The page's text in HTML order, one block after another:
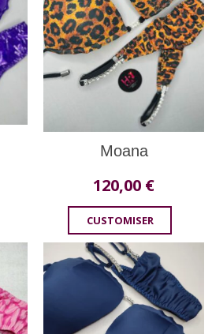
Moana
120,00 €
CUSTOMISER